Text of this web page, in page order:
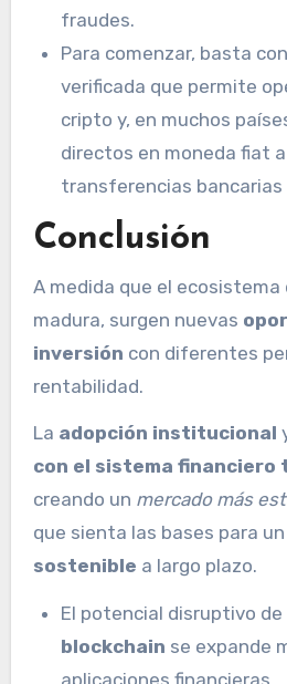
fraudes.
Para comenzar, basta
verificada que permite
cripto y, en muchos
directos en moneda fiat
transferencias
Conclusión
A medida que el
madura, surgen nuevas
inversión con diferentes
rentabilidad.
La adopción institucional
con el sistema financiero
creando un mercado más
que sienta las bases para un
sostenible a largo plazo.
El potencial disruptivo de
blockchain se expande